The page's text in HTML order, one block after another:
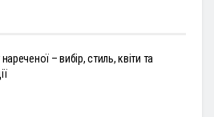
– вибір, стиль, квіти та